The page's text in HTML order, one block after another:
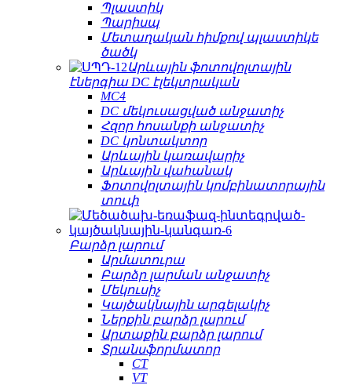
Պլաստիկ
Պարիսպ
Մետաղական հիմքով պլաստիկե
ծածկ
Արևային ֆոտովոլտային
էներգիա DC էլեկտրական
MC4
DC մեկուսացված անջատիչ
Հզոր հոսանքի անջատիչ
DC կոնտակտոր
Արևային կառավարիչ
Արևային վահանակ
Ֆոտովոլտային կոմբինատորային
տուփ
Բարձր լարում
Արմատուրա
Բարձր լարման անջատիչ
Մեկուսիչ
Կայծակնային արգելակիչ
Ներքին բարձր լարում
Արտաքին բարձր լարում
Տրանսֆորմատոր
CT
VT